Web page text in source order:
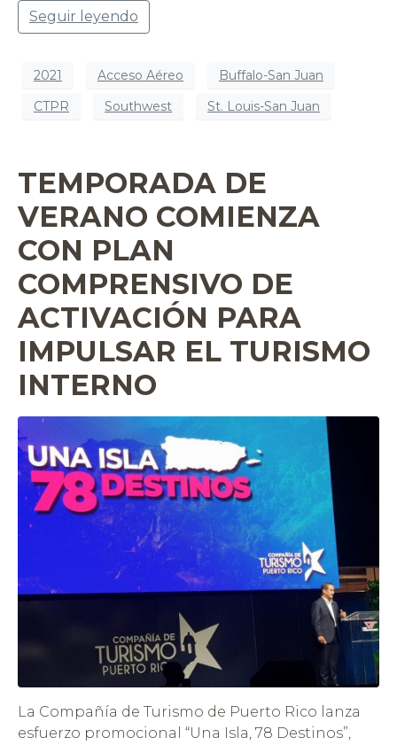
Seguir leyendo
2021 Acceso Aéreo
Buffalo-San Juan
CTPR
Southwest St. Louis-San Juan
TEMPORADA DE
VERANO COMIENZA
CON PLAN
COMPRENSIVO DE
ACTIVACIÓN PARA
IMPULSAR EL TURISMO
INTERNO
La Compañía de Turismo de Puerto Rico lanza
esfuerzo promocional “Una Isla, 78 Destinos”,